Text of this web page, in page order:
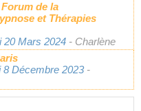
de la
et Thérapies
20 Mars 2024 - Charlène
8 Décembre 2023 -